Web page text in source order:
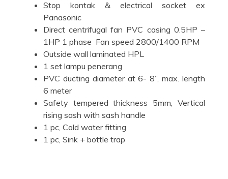
Stop kontak & electrical socket ex
Panasonic
Direct centrifugal fan PVC casing 0.5HP –
1HP 1 phase Fan speed 2800/1400 RPM
Outside wall laminated HPL
1 set lampu penerang
PVC ducting diameter at 6- 8”, max. length
6 meter
Safety tempered thickness 5mm, Vertical
rising sash with sash handle
1 pc, Cold water fitting
1 pc, Sink + bottle trap